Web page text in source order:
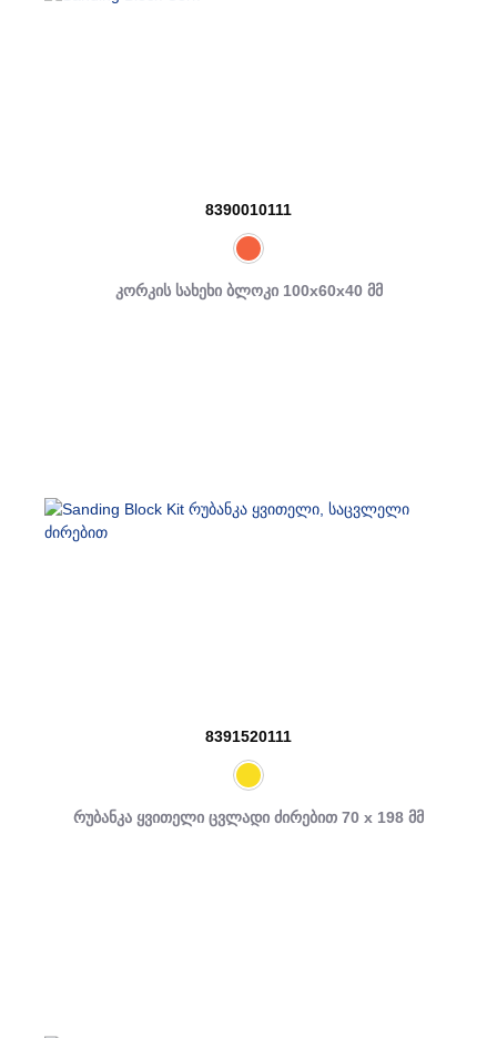
8390010111
კორკის სახეხი ბლოკი 100x60x40 მმ
8391520111
რუბანკა ყვითელი ცვლადი ძირებით 70 x 198 მმ